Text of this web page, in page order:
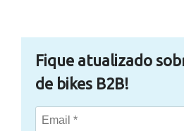
Fique atualizado
de bikes B2B!